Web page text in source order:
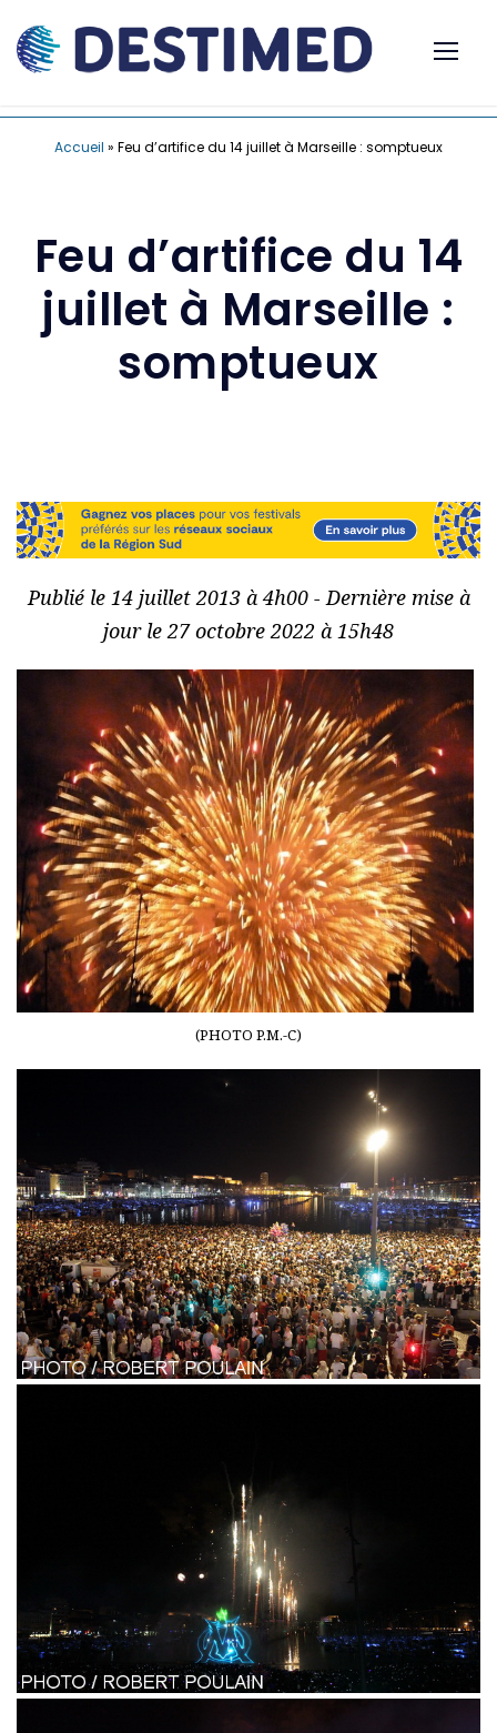
Accueil » Feu d’artifice du 14 juillet à Marseille : somptueux
Feu d’artifice du 14
juillet à Marseille :
somptueux
Publié le 14 juillet 2013 à 4h00 - Dernière mise à
jour le 27 octobre 2022 à 15h48
(PHOTO P.M.-C)